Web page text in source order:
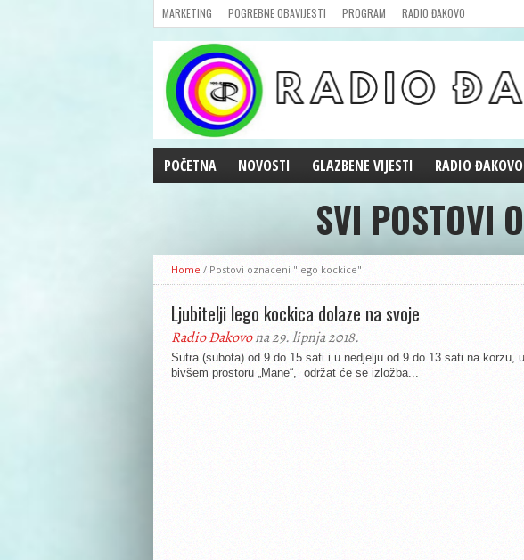
MARKETING POGREBNE OBAVIJESTI PROGRAM RADIO ĐAKOVO
POČETNA NOVOSTI
POLITIKA
ZANIMLJIVOSTI
GOSPODARSTVO
KULTURA
ŠPORT
REPRIZE EMISIJA
GLAZBENE VIJESTI RADIO ĐAKOVO
MARKETING
SVI POSTOVI
Home / Postovi oznaceni "lego kockice"
Ljubitelji lego kockica dolaze na svoje
Radio Đakovona 29. lipnja 2018.
Sutra (subota) od 9 do 15 sati i u nedjelju od 9 do 13 sati na korzu, u
bivšem prostoru „Mane“, održat će se izložba...